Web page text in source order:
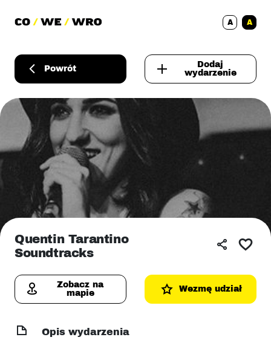
A A
Powrót
Dodaj
wydarzenie
Quentin Tarantino
Soundtracks
Zobacz na
mapie
Wezmę udział
Opis wydarzenia